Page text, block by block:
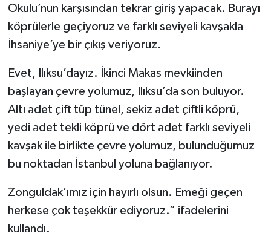
Okulu’nun karşısından tekrar giriş yapacak. Burayı
köprülerle geçiyoruz ve farklı seviyeli kavşakla
İhsaniye’ye bir çıkış veriyoruz.
Evet, Ilıksu’dayız. İkinci Makas mevkiinden
başlayan çevre yolumuz, Ilıksu’da son buluyor.
Altı adet çift tüp tünel, sekiz adet çiftli köprü,
yedi adet tekli köprü ve dört adet farklı seviyeli
kavşak ile birlikte çevre yolumuz, bulunduğumuz
bu noktadan İstanbul yoluna bağlanıyor.
Zonguldak’ımız için hayırlı olsun. Emeği geçen
herkese çok teşekkür ediyoruz.” ifadelerini
kullandı.